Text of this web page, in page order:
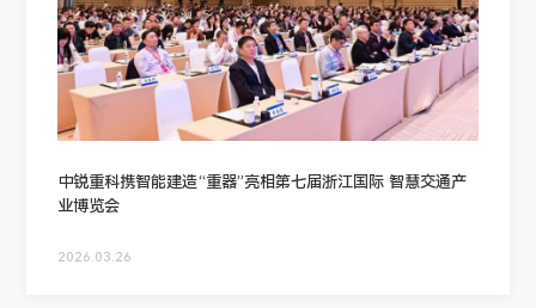
中锐重科携智能建造“重器”亮相第七届浙江国际 智慧交通产
业博览会
2026.03.26